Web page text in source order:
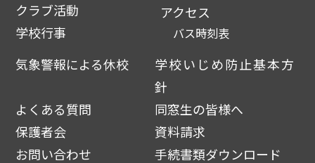
クラブ活動
学校行事
アクセス
バス時刻表
気象警報による休校
学校いじめ防止基本方
針
よくある質問
同窓生の皆様へ
保護者会
資料請求
お問い合わせ
手続書類ダウンロード